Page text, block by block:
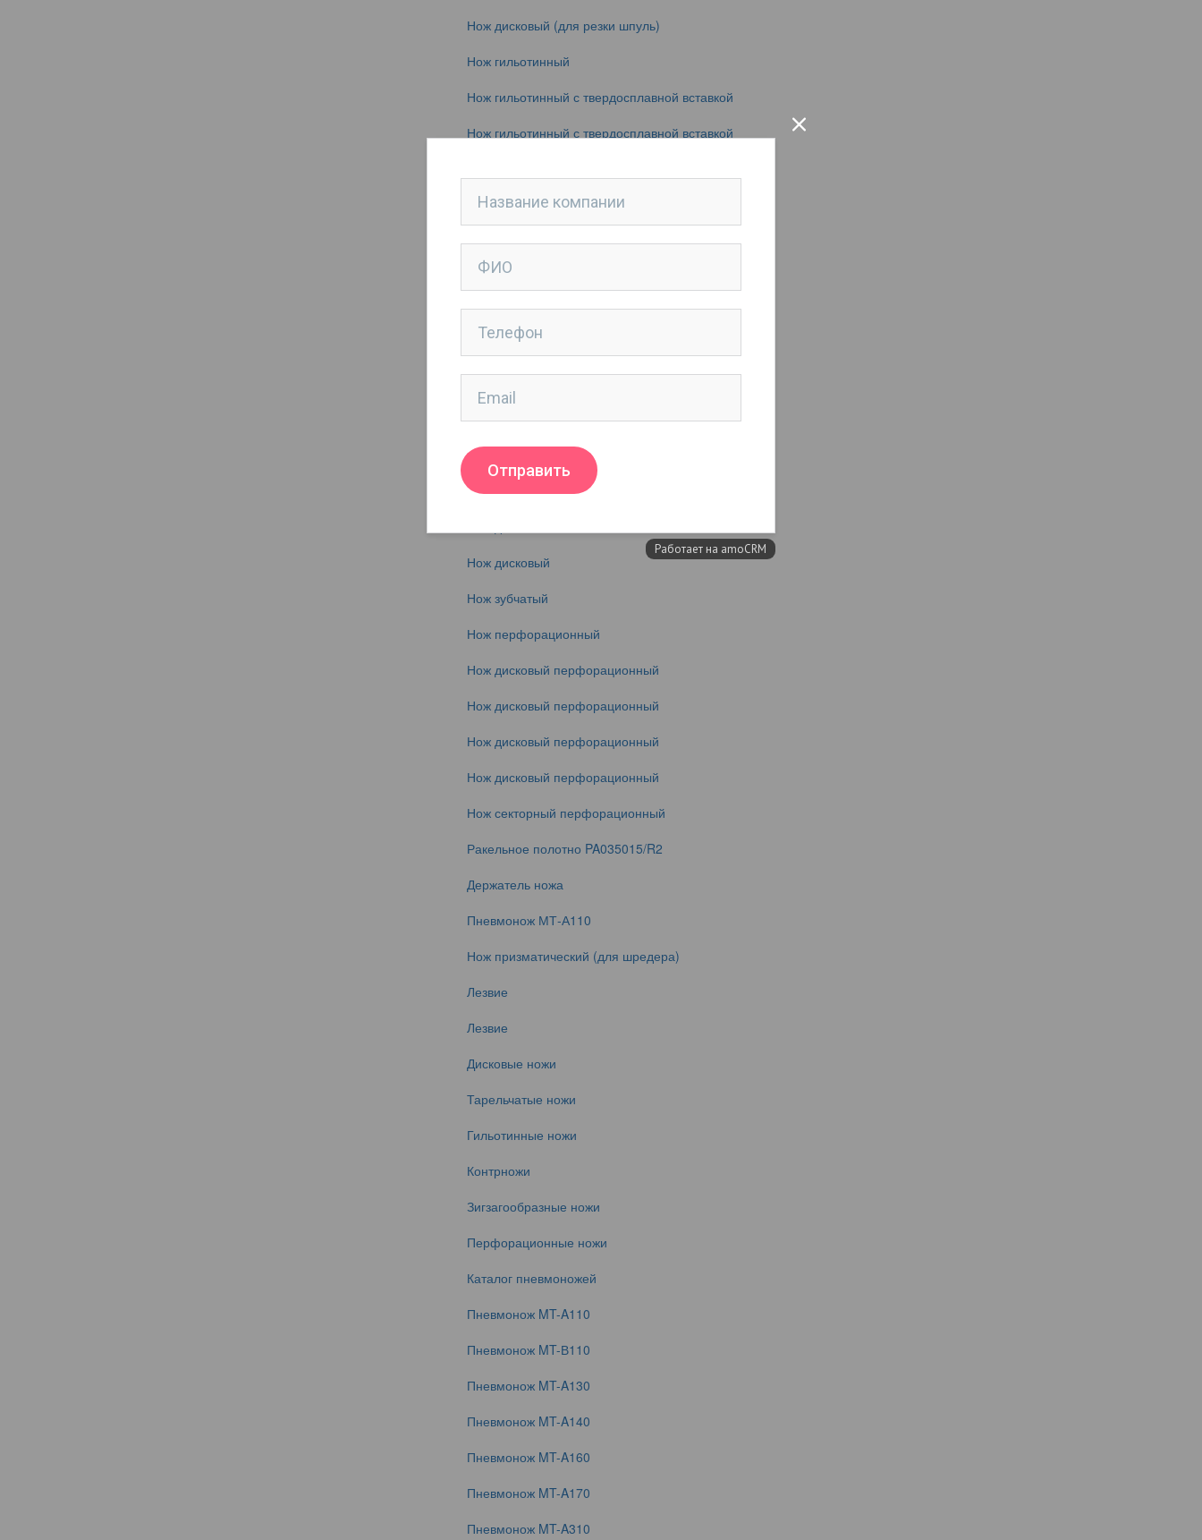
Нож дисковый (для резки шпуль)
Нож гильотинный
Нож гильотинный с твердосплавной вставкой
Нож гильотинный с твердосплавной вставкой
Нож дисковый
Нож дисковый
Нож тарельчатый
Нож тарельчатый
Нож дисковый
Нож дисковый
Нож дисковый (для резки рулонов)
Нож дисковый
Нож дисковый
Нож зубчатый
Нож перфорационный
Нож дисковый перфорационный
Нож дисковый перфорационный
Нож дисковый перфорационный
Нож дисковый перфорационный
Нож секторный перфорационный
Ракельное полотно PA035015/R2
Держатель ножа
Пневмонож МТ-А110
Нож призматический (для шредера)
Лезвие
Лезвие
Дисковые ножи
Тарельчатые ножи
Гильотинные ножи
Контрножи
Зигзагообразные ножи
Перфорационные ножи
Каталог пневмоножей
Пневмонож MT-A110
Пневмонож MT-В110
Пневмонож MT-A130
Пневмонож MT-A140
Пневмонож MT-A160
Пневмонож MT-A170
Пневмонож MT-A310